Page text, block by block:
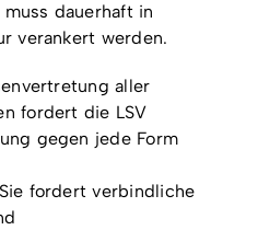
dauerhaft in
verankert werden.
aller
fordert die LSV
gegen jede Form
fordert verbindliche